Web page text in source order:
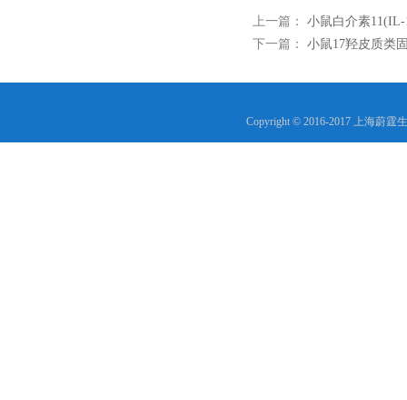
上一篇： 小鼠白介素
下一篇： 小鼠17羟皮质类
Copyright © 2016-2017 上海蔚霆